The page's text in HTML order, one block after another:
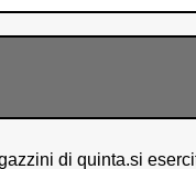
di quinta.si